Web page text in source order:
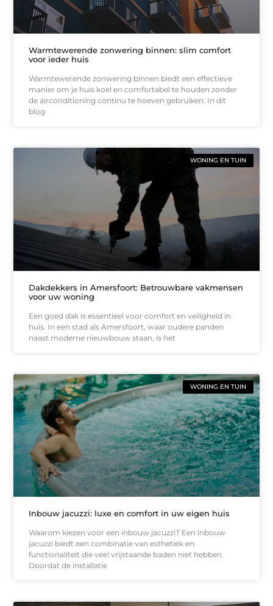
Warmtewerende zonwering binnen: slim comfort
voor ieder huis
Warmtewerende zonwering binnen biedt een effectieve
manier om je huis koel en comfortabel te houden zonder
de airconditioning continu te hoeven gebruiken. In dit
blog
WONING EN TUIN
Dakdekkers in Amersfoort: Betrouwbare vakmensen
voor uw woning
Een goed dak is essentieel voor comfort en veiligheid in
huis. In een stad als Amersfoort, waar oudere panden
naast moderne nieuwbouw staan, is het
WONING EN TUIN
Inbouw jacuzzi: luxe en comfort in uw eigen huis
Waarom kiezen voor een inbouw jacuzzi? Een inbouw
jacuzzi biedt een combinatie van esthetiek en
functionaliteit die veel vrijstaande baden niet hebben.
Doordat de installatie